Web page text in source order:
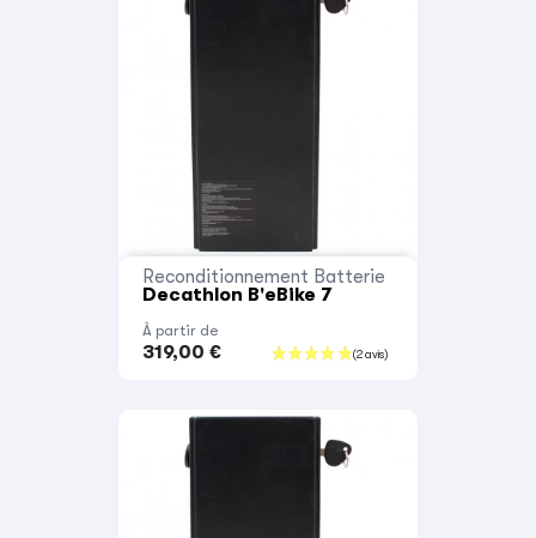
Reconditionnement Batterie
Decathlon B'eBike 7
À partir de
319,00 €